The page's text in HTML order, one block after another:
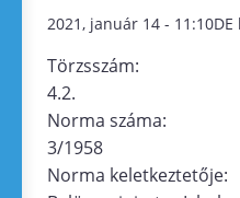
2021, január 14 - 11:10DE
Törzsszám:
4.2.
Norma száma:
3/1958
Norma keletkeztetője: